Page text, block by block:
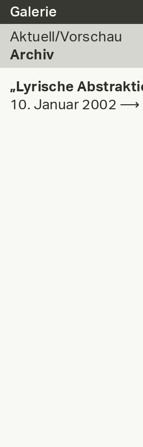
Galerie
Aktuell/Vorschau
Archiv
„Lyrische
10. Januar 2002 ⟶